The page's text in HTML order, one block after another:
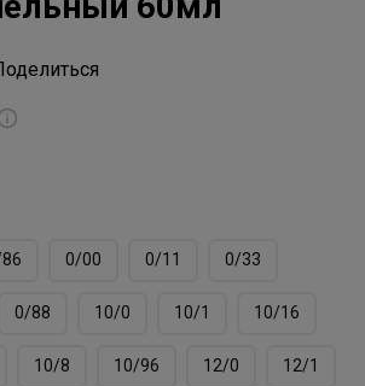
0/00 0/11 0/33
0/88 10/0 10/1 10/16
10/8 10/96 12/0 12/1